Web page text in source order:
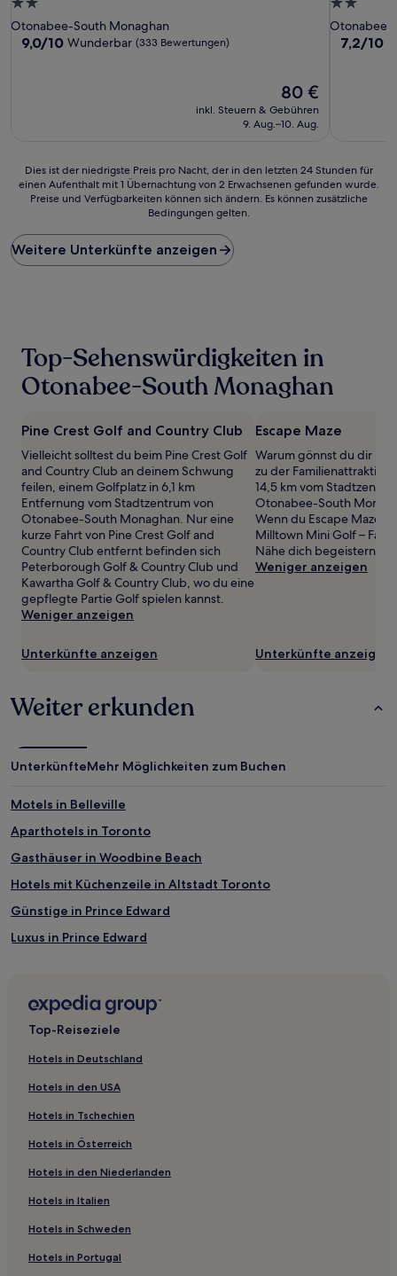
Sterne-
Unterkunft
Otonabee-South Monaghan
9.0
9,0/10 Wunderbar (333 Bewertungen)
Der
Preis
beträgt
80 €
inkl. Steuern & Gebühren
9. Aug.–10. Aug.
Sterne-
Otonabee-
7.2
7,2/10
Dies
ist
Preis
pro
Nacht,
24 Stunden
einen
Aufenthalt
1 Übernachtung
2 Erwachsenen
gefunden
wurde.
Preise
und
Verfügbarkeiten
können
sich
ändern.
Es
können
Bedingungen
gelten.
Dies ist der niedrigste Preis pro Nacht, der in den letzten 24 Stunden für
einen Aufenthalt mit 1 Übernachtung von 2 Erwachsenen gefunden wurde.
Preise und Verfügbarkeiten können sich ändern. Es können zusätzliche
Bedingungen gelten.
Weitere Unterkünfte anzeigen
Top-Sehenswürdigkeiten in
Otonabee-South Monaghan
Pine Crest Golf and Country Club
Vielleicht solltest du beim Pine Crest Golf
and Country Club an deinem Schwung
feilen, einem Golfplatz in 6,1 km
Entfernung vom Stadtzentrum von
Otonabee-South Monaghan. Nur eine
kurze Fahrt von Pine Crest Golf and
Country Club entfernt befinden sich
Peterborough Golf & Country Club und
Kawartha Golf & Country Club, wo du eine
gepflegte Partie Golf spielen kannst.
Weniger anzeigen
Unterkünfte anzeigen
Escape Maze
Warum gönnst du dir
zu der Familienattraktion
14,5 km vom
Otonabee-South
Wenn du Escape Maze
Milltown Mini Golf –
Nähe dich begeistern.
Weniger anzeigen
Unterkünfte anzeigen
Weiter erkunden
UnterkünfteMehr Möglichkeiten zum Buchen
Motels in Belleville
Aparthotels in Toronto
Gasthäuser in Woodbine Beach
Hotels mit Küchenzeile in Altstadt Toronto
Günstige in Prince Edward
Luxus in Prince Edward
Familien in Old Toronto
Hotels mit Parkplatz nahe The Path
Hotels mit Parkplatz in Point Petre Wildlife Conservation Area
Hotels mit Küchenzeile in Point Petre Wildlife Conservation
Area
Top-Reiseziele
Hotels in Deutschland
Hotels in den USA
Hotels in Tschechien
Hotels in Österreich
Hotels in den Niederlanden
Hotels in Italien
Hotels in Schweden
Hotels in Portugal